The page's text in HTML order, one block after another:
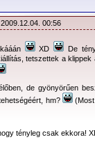
00:56
XD
De
tetszettek a klippek
de gyönyörűen
hm?
tényleg csak ekkora!